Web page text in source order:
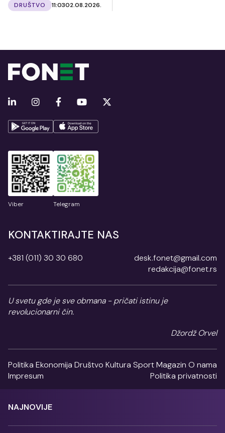
DRUŠTVO 11:0302.08.2026.
Viber Telegram
KONTAKTIRAJTE NAS
+381 (011) 30 30 680
desk.fonet@gmail.com
redakcija@fonet.rs
U svetu gde je sve obmana - pričati istinu je
revolucionarni čin.
Džordž Orvel
Politika Ekonomija Društvo Kultura SportMagazin O nama
Impresum
Politika privatnosti
NAJNOVIJE